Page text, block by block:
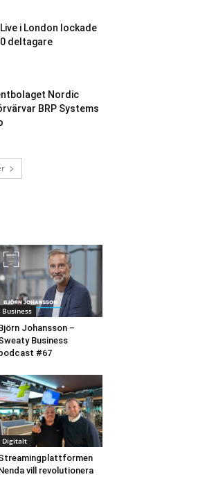
i London lockade
deltagare
Nordic
BRP Systems
Business
Johansson –
Business
#67
Digitalt
vill revolutionera